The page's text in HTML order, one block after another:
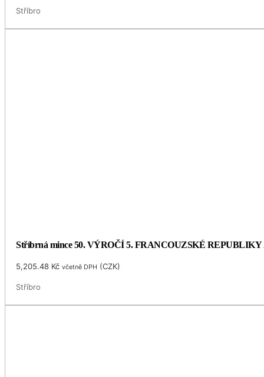
Stříbro
Stříbrná mince 50. VÝROČÍ 5. FRANCOUZSKÉ REPUBLIKY
5,205.48 Kč včetně DPH (CZK)
Stříbro